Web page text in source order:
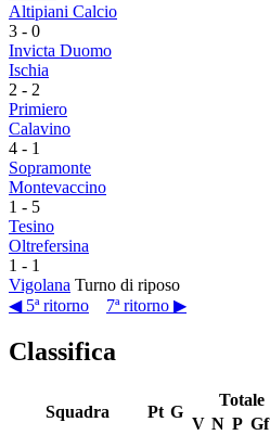
Altipiani Calcio
3 - 0
Invicta Duomo
Ischia
2 - 2
Primiero
Calavino
4 - 1
Sopramonte
Montevaccino
1 - 5
Tesino
Oltrefersina
1 - 1
Vigolana Turno di riposo
◀ 5ª ritorno
7ª ritorno ▶
Classifica
Squadra Pt G
Totale
V N P Gf